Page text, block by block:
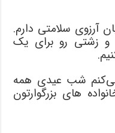
آرزوی سلامتی دارم.
و زشتی رو برای یک
می‌کنم شب عیدی همه
های بزرگوارتون